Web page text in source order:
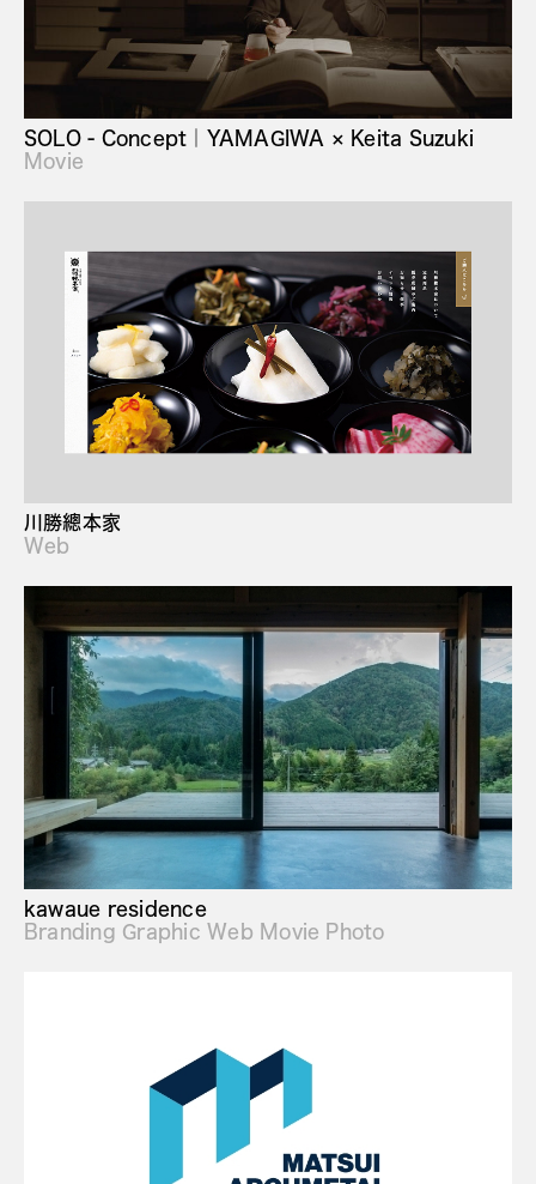
SOLO - Concept｜YAMAGIWA × Keita Suzuki
Movie
川勝總本家
Web
kawaue residence
Branding Graphic Web Movie Photo